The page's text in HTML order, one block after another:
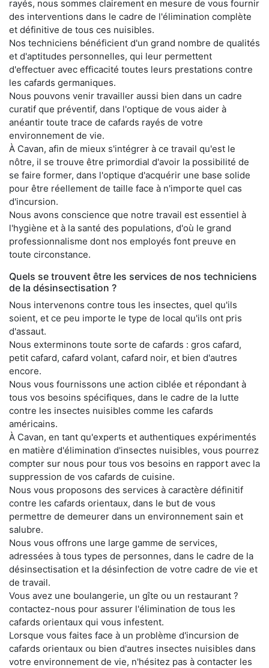
rayés, nous sommes clairement en mesure de vous fournir
des interventions dans le cadre de l'élimination complète
et définitive de tous ces nuisibles.
Nos techniciens bénéficient d'un grand nombre de qualités
et d'aptitudes personnelles, qui leur permettent
d'effectuer avec efficacité toutes leurs prestations contre
les cafards germaniques.
Nous pouvons venir travailler aussi bien dans un cadre
curatif que préventif, dans l'optique de vous aider à
anéantir toute trace de cafards rayés de votre
environnement de vie.
À Cavan, afin de mieux s'intégrer à ce travail qu'est le
nôtre, il se trouve être primordial d'avoir la possibilité de
se faire former, dans l'optique d'acquérir une base solide
pour être réellement de taille face à n'importe quel cas
d'incursion.
Nous avons conscience que notre travail est essentiel à
l'hygiène et à la santé des populations, d'où le grand
professionnalisme dont nos employés font preuve en
toute circonstance.
Quels se trouvent être les services de nos techniciens
de la désinsectisation ?
Nous intervenons contre tous les insectes, quel qu'ils
soient, et ce peu importe le type de local qu'ils ont pris
d'assaut.
Nous exterminons toute sorte de cafards : gros cafard,
petit cafard, cafard volant, cafard noir, et bien d'autres
encore.
Nous vous fournissons une action ciblée et répondant à
tous vos besoins spécifiques, dans le cadre de la lutte
contre les insectes nuisibles comme les cafards
américains.
À Cavan, en tant qu'experts et authentiques expérimentés
en matière d'élimination d'insectes nuisibles, vous pourrez
compter sur nous pour tous vos besoins en rapport avec la
suppression de vos cafards de cuisine.
Nous vous proposons des services à caractère définitif
contre les cafards orientaux, dans le but de vous
permettre de demeurer dans un environnement sain et
salubre.
Nous vous offrons une large gamme de services,
adressées à tous types de personnes, dans le cadre de la
désinsectisation et la désinfection de votre cadre de vie et
de travail.
Vous avez une boulangerie, un gîte ou un restaurant ?
contactez-nous pour assurer l'élimination de tous les
cafards orientaux qui vous infestent.
Lorsque vous faites face à un problème d'incursion de
cafards orientaux ou bien d'autres insectes nuisibles dans
votre environnement de vie, n'hésitez pas à contacter les